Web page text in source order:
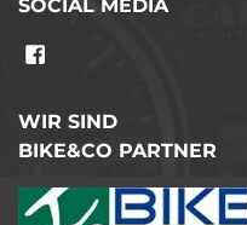
SOCIAL MEDIA
WIR SIND
BIKE&CO PARTNER